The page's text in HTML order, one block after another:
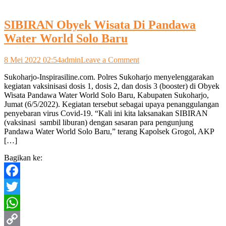
SIBIRAN Obyek Wisata Di Pandawa
Water World Solo Baru
8 Mei 2022 02:54adminLeave a Commenton
Obyek
Wisata
Di
Pandawa
Water
World
Solo
Sukoharjo-Inspirasiline.com. Polres Sukoharjo menyelenggarakan
kegiatan vaksinisasi dosis 1, dosis 2, dan dosis 3 (booster) di Obyek
Wisata Pandawa Water World Solo Baru, Kabupaten Sukoharjo,
Jumat (6/5/2022). Kegiatan tersebut sebagai upaya penanggulangan
penyebaran virus Covid-19. “Kali ini kita laksanakan SIBIRAN
(vaksinasi sambil liburan) dengan sasaran para pengunjung
Pandawa Water World Solo Baru,” terang Kapolsek Grogol, AKP
[…]
Bagikan ke:
Facebook
Twitter
WhatsApp